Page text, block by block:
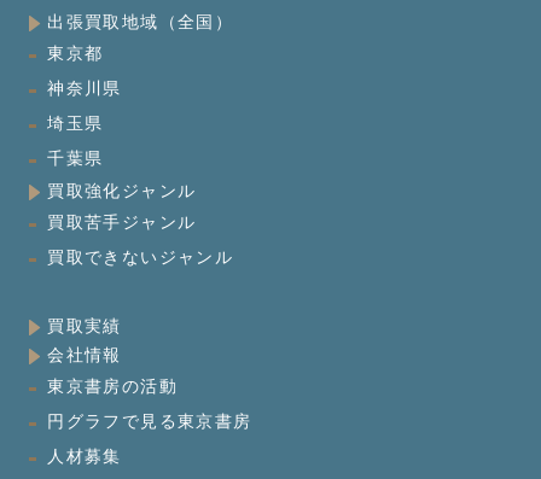
出張買取地域（全国）
東京都
神奈川県
埼玉県
千葉県
買取強化ジャンル
買取苦手ジャンル
買取できないジャンル
買取実績
会社情報
東京書房の活動
円グラフで見る東京書房
人材募集